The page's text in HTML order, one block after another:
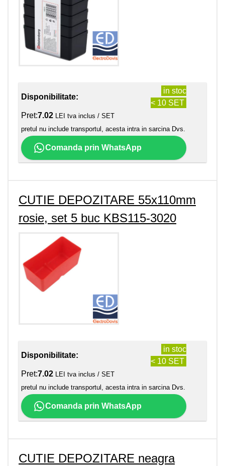
Disponibilitate:
in stoc
< 10 SET
Pret:7.02 LEI tva inclus / SET
pretul nu include transportul, acesta intra in sarcina Dvs.
Comanda prin WhatsApp
CUTIE DEPOZITARE 55x110mm
rosie, set 5 buc KBS115-3020
Disponibilitate:
in stoc
< 10 SET
Pret:7.02 LEI tva inclus / SET
pretul nu include transportul, acesta intra in sarcina Dvs.
Comanda prin WhatsApp
CUTIE DEPOZITARE neagra